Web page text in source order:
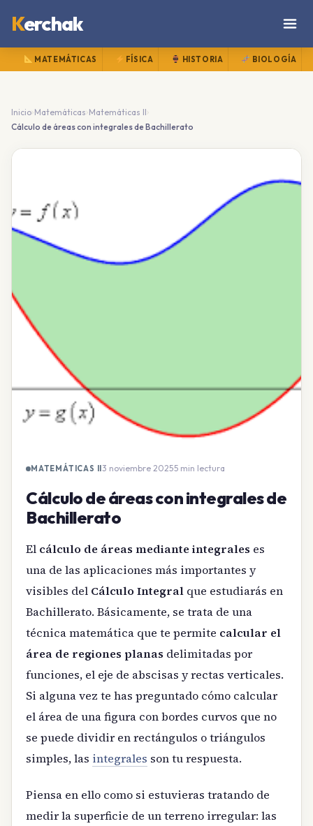
Kerchak
MATEMÁTICAS FÍSICA HISTORIA BIOLOGÍA
Inicio›Matemáticas ›Matemáticas II ›
Cálculo de áreas con integrales de Bachillerato
MATEMÁTICAS II3 noviembre 2025·5 min lectura
Cálculo de áreas con integrales de
Bachillerato
El cálculo de áreas mediante integrales es
una de las aplicaciones más importantes y
visibles del Cálculo Integral que estudiarás en
Bachillerato. Básicamente, se trata de una
técnica matemática que te permite calcular el
área de regiones planas delimitadas por
funciones, el eje de abscisas y rectas verticales.
Si alguna vez te has preguntado cómo calcular
el área de una figura con bordes curvos que no
se puede dividir en rectángulos o triángulos
simples, las integrales son tu respuesta.
Piensa en ello como si estuvieras tratando de
medir la superficie de un terreno irregular: las